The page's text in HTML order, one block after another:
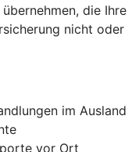
die Ihre
nicht oder
im Ausland
vor Ort